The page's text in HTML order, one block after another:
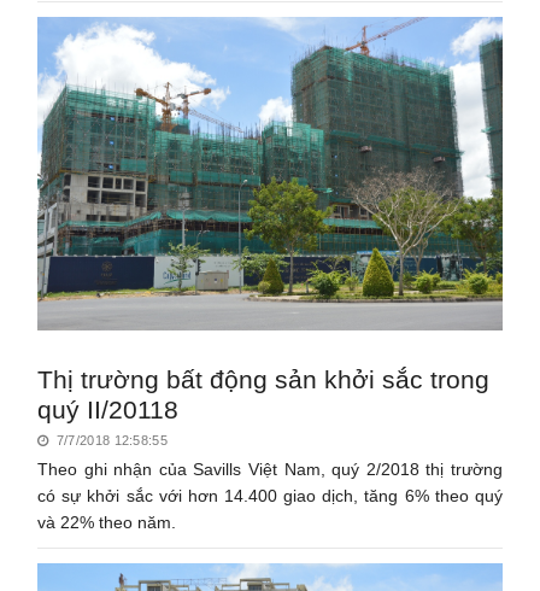
Thị trường bất động sản khởi sắc trong
quý II/20118
7/7/2018 12:58:55
Theo ghi nhận của Savills Việt Nam, quý 2/2018 thị trường
có sự khởi sắc với hơn 14.400 giao dịch, tăng 6% theo quý
và 22% theo năm.